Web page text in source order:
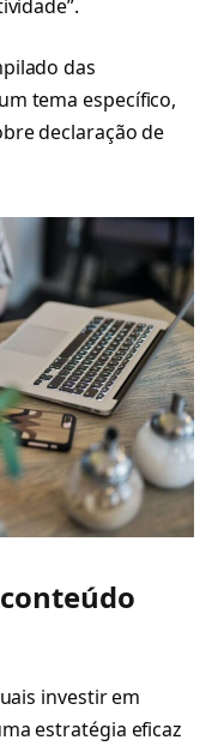
das
tema específico,
declaração de
investir em
estratégia eficaz